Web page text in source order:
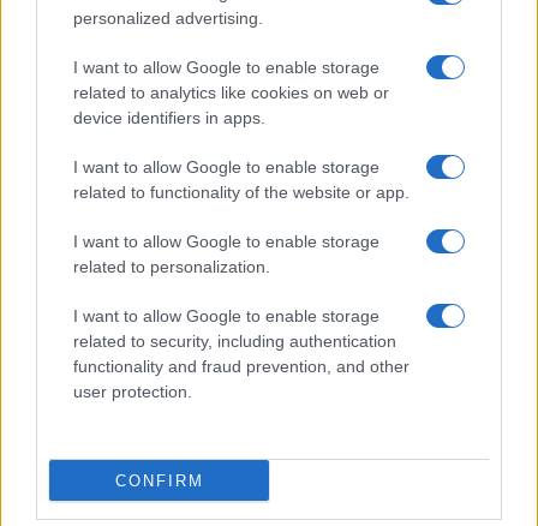
personalized advertising.
I want to allow Google to enable storage
related to analytics like cookies on web or
device identifiers in apps.
I want to allow Google to enable storage
related to functionality of the website or app.
I want to allow Google to enable storage
related to personalization.
I want to allow Google to enable storage
related to security, including authentication
functionality and fraud prevention, and other
user protection.
CONFIRM
Sportmagazine: notizie, approfondimenti e classifiche su
calcio, basket, tennis, ciclismo, motori, Formula 1,
MotoGP e Olimpiadi. Le ultime news dalle competizioni
interviste ai protagonisti e i risultati in tempo reale di tutte
le discipline che fanno emozionare gli appassionati di